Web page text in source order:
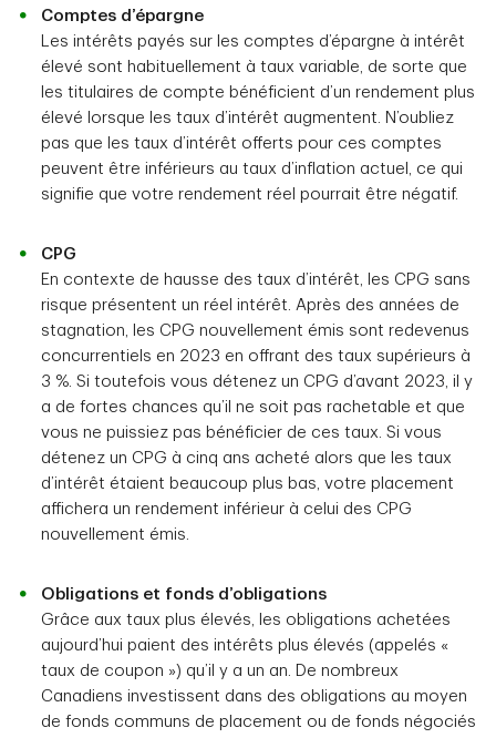
Comptes d’épargne
Les intérêts payés sur les comptes d’épargne à intérêt
élevé sont habituellement à taux variable, de sorte que
les titulaires de compte bénéficient d’un rendement plus
élevé lorsque les taux d’intérêt augmentent. N’oubliez
pas que les taux d’intérêt offerts pour ces comptes
peuvent être inférieurs au taux d’inflation actuel, ce qui
signifie que votre rendement réel pourrait être négatif.
CPG
En contexte de hausse des taux d’intérêt, les CPG sans
risque présentent un réel intérêt. Après des années de
stagnation, les CPG nouvellement émis sont redevenus
concurrentiels en 2023 en offrant des taux supérieurs à
3 %. Si toutefois vous détenez un CPG d’avant 2023, il y
a de fortes chances qu’il ne soit pas rachetable et que
vous ne puissiez pas bénéficier de ces taux. Si vous
détenez un CPG à cinq ans acheté alors que les taux
d’intérêt étaient beaucoup plus bas, votre placement
affichera un rendement inférieur à celui des CPG
nouvellement émis.
Obligations et fonds d’obligations
Grâce aux taux plus élevés, les obligations achetées
aujourd’hui paient des intérêts plus élevés (appelés «
taux de coupon ») qu’il y a un an. De nombreux
Canadiens investissent dans des obligations au moyen
de fonds communs de placement ou de fonds négociés